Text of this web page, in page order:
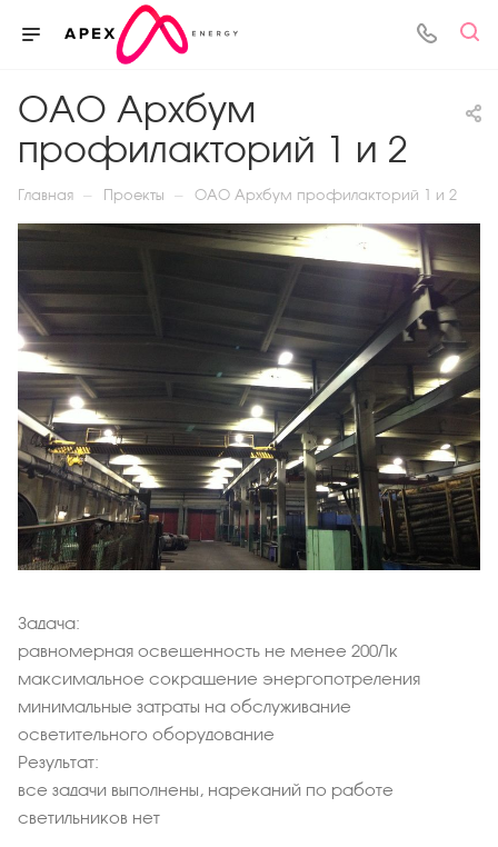
ОАО Архбум
профилакторий 1 и 2
Главная — Проекты — ОАО Архбум профилакторий 1 и 2
Задача:
равномерная освещенность не менее 200Лк
максимальное сокращение энергопотреления
минимальные затраты на обслуживание
осветительного оборудование
Результат:
все задачи выполнены, нареканий по работе
светильников нет